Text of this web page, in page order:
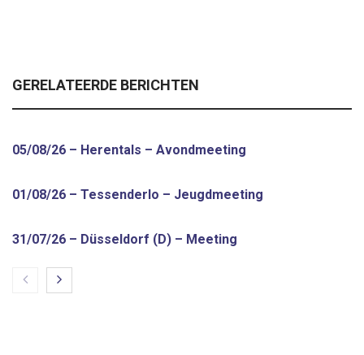
GERELATEERDE BERICHTEN
05/08/26 – Herentals – Avondmeeting
01/08/26 – Tessenderlo – Jeugdmeeting
31/07/26 – Düsseldorf (D) – Meeting